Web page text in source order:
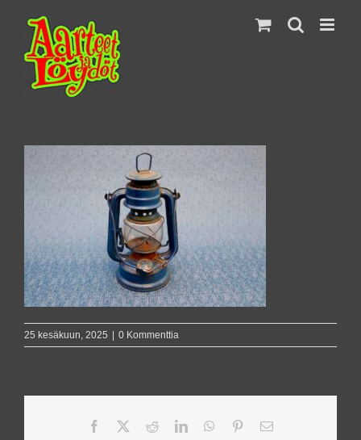
content
25 kesäkuun, 2025 0 Kommenttia
Facebook RedditLinkedInWhatsApp
PinterestSähköposti